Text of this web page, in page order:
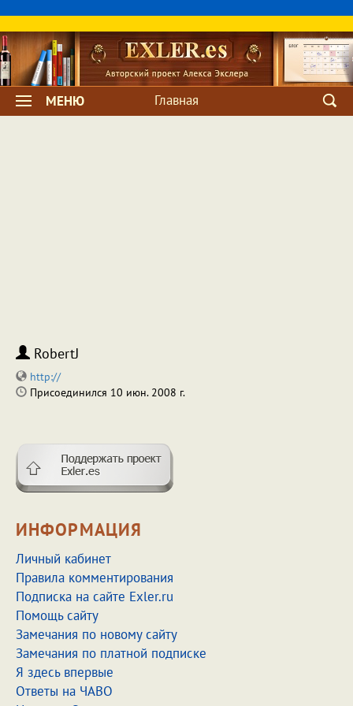
МЕНЮ Главная
RobertJ
http://
Присоединился 10 июн. 2008 г.
ИНФОРМАЦИЯ
Личный кабинет
Правила комментирования
Подписка на сайте Exler.ru
Помощь сайту
Замечания по новому сайту
Замечания по платной подписке
Я здесь впервые
Ответы на ЧАВО